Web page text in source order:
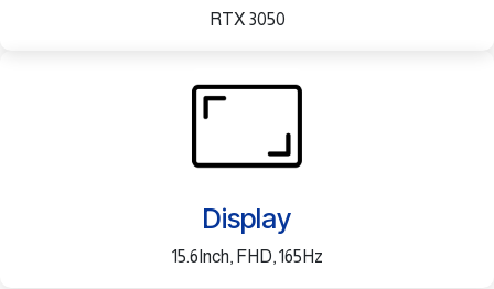
RTX 3050
Display
15.6Inch, FHD, 165Hz